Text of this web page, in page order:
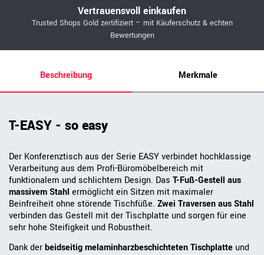
Vertrauensvoll einkaufen
Trusted Shops Gold zertifiziert – mit Käuferschutz & echten
Bewertungen
Beschreibung Merkmale
T-EASY - so easy
Der Konferenztisch aus der Serie EASY verbindet hochklassige
Verarbeitung aus dem Profi-Büromöbelbereich mit
funktionalem und schlichtem Design. Das T-Fuß-Gestell aus
massivem Stahl ermöglicht ein Sitzen mit maximaler
Beinfreiheit ohne störende Tischfüße. Zwei Traversen aus Stahl
verbinden das Gestell mit der Tischplatte und sorgen für eine
sehr hohe Steifigkeit und Robustheit.
Dank derbeidseitig melaminharzbeschichteten Tischplatte und